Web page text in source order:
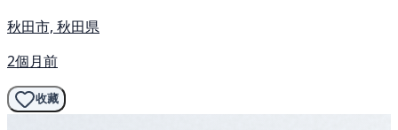
秋田市, 秋田県
2個月前
收藏